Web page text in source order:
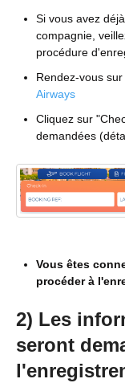
Si vous avez
compagnie,
procédure
Rendez-vous
Airways
Cliquez sur
demandées
Vous êtes
procéder à
2) Les
seront